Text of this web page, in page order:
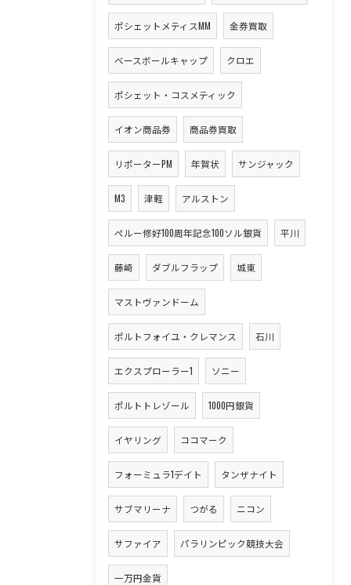
ポシェットメティスMM 金券買取
ベースボールキャップ クロエ
ポシェット・コスメティック
イオン商品券 商品券買取
リポーターPM 年賀状 サンジャック
M3 津軽 アルストン
ペルー修好100周年記念100ソル銀貨 平川
藤崎 ダブルフラップ 城東
マストヴァンドーム
ポルトフォイユ・クレマンス 石川
エクスプローラー1 ソニー
ポルトトレゾール 1000円銀貨
イヤリング ココマーク
フォーミュラ1デイト タンザナイト
サブマリーナ つがる ニコン
サファイア パラリンピック競技大会
一万円金貨